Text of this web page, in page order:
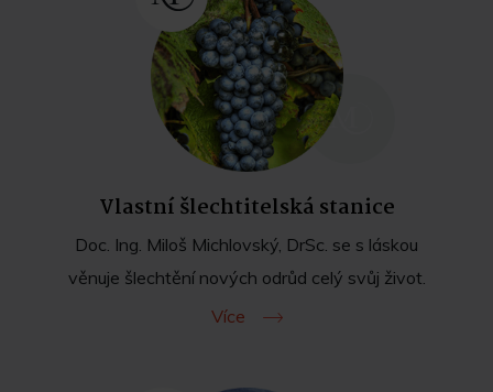
Vlastní šlechtitelská stanice
Doc. Ing. Miloš Michlovský, DrSc. se s láskou
věnuje šlechtění nových odrůd celý svůj život.
Více